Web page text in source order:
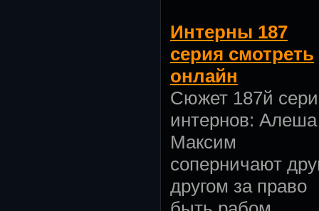
Интерны 187
серия смотреть
онлайн
Сюжет 187й
интернов:
Максим
соперничают
другом за право